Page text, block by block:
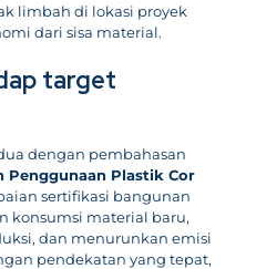
limbah di lokasi proyek
dari sisa material.
target
dengan pembahasan
Penggunaan Plastik Cor
sertifikasi bangunan
konsumsi material baru,
dan menurunkan emisi
pendekatan yang tepat,